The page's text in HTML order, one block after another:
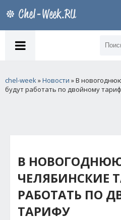
chel-week»Новости » В
будут работать по двойному
В
ЧЕЛЯБИНСКИЕ
РАБОТАТЬ ПО
ТАРИФУ